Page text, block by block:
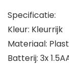
Specificatie:
Kleur: Kleurrijk
Materiaal:
Batterij: 3x